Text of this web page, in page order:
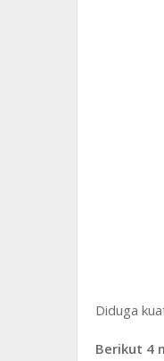
Diduga
Berikut 4